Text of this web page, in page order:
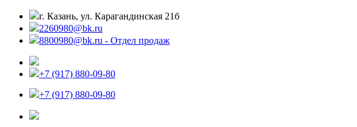
г. Казань, ул. Карагандинская 21б
2260980@bk.ru
8800980@bk.ru - Отдел продаж
+7 (917) 880-09-80
+7 (917) 880-09-80